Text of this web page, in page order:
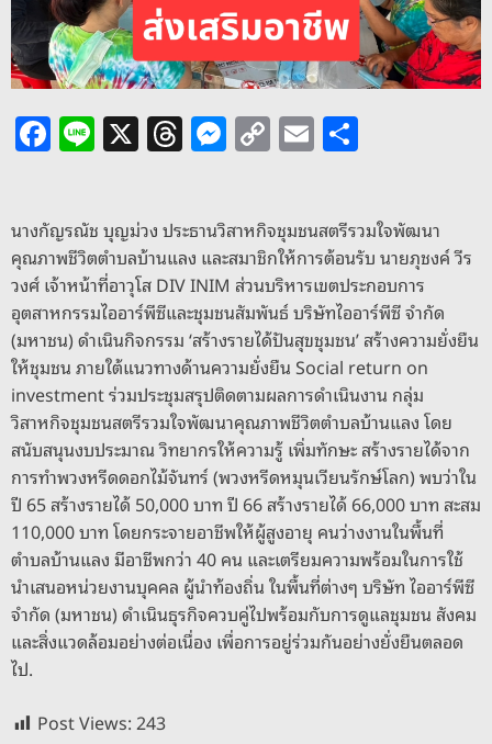
F
a
e
b
o
o
k
Li
n
X T
h
a
d
s
M
e
e
n
g
er
C
o
y
Li
n
k
E
m
l e
นางกัญรณัช บุญม่วง ประธานวิสาหกิจชุมชนสตรีรวมใจพัฒนา
คุณภาพชีวิตตำบลบ้านแลง และสมาชิกให้การต้อนรับ นายภุชงค์ วีร
วงศ์ เจ้าหน้าที่อาวุโส DIV INIM ส่วนบริหารเขตประกอบการ
อุตสาหกรรมไออาร์พีซีและชุมชนสัมพันธ์ บริษัทไออาร์พีซี จำกัด
(มหาชน) ดำเนินกิจกรรม ‘สร้างรายได้ปันสุขชุมชน’ สร้างความยั่งยืน
ให้ชุมชน ภายใต้แนวทางด้านความยั่งยืน Social return on
investment ร่วมประชุมสรุปติดตามผลการดำเนินงาน กลุ่ม
วิสาหกิจชุมชนสตรีรวมใจพัฒนาคุณภาพชีวิตตำบลบ้านแลง โดย
สนับสนุนงบประมาณ วิทยากรให้ความรู้ เพิ่มทักษะ สร้างรายได้จาก
การทำพวงหรีดดอกไม้จันทร์ (พวงหรีดหมุนเวียนรักษ์โลก) พบว่าใน
ปี 65 สร้างรายได้ 50,000 บาท ปี 66 สร้างรายได้ 66,000 บาท สะสม
110,000 บาท โดยกระจายอาชีพให้ผู้สูงอายุ คนว่างงานในพื้นที่
ตำบลบ้านแลง มีอาชีพกว่า 40 คน และเตรียมความพร้อมในการใช้
นำเสนอหน่วยงานบุคคล ผู้นำท้องถิ่น ในพื้นที่ต่างๆ บริษัท ไออาร์พีซี
จำกัด (มหาชน) ดำเนินธุรกิจควบคู่ไปพร้อมกับการดูแลชุมชน สังคม
และสิ่งแวดล้อมอย่างต่อเนื่อง เพื่อการอยู่ร่วมกันอย่างยั่งยืนตลอด
ไป.
Post Views:243